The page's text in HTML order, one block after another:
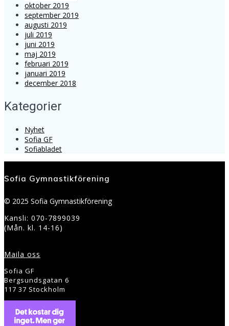
oktober 2019
september 2019
augusti 2019
juli 2019
juni 2019
maj 2019
februari 2019
januari 2019
december 2018
Kategorier
Nyhet
Sofia GF
Sofiabladet
Sofia Gymnastikförening
© 2025 Sofia Gymnastikförening
Kansli: 070-7899039
(Mån. kl. 14-16)
Maila oss
Sofia GF
Bergsundsgatan 6
117 37 Stockholm